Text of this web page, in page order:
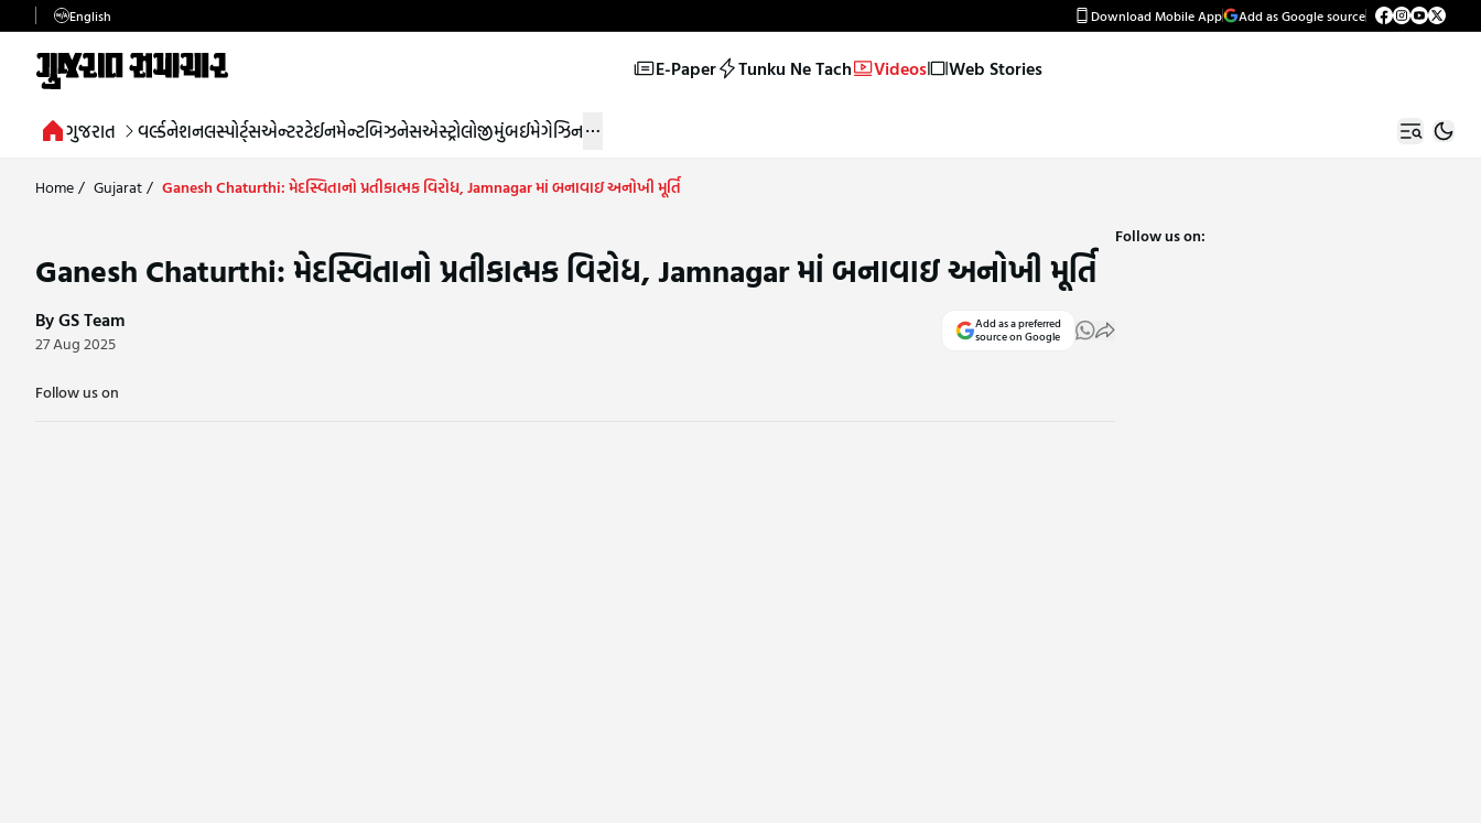
English Download Mobile App Add as Google source
E-Paper Tunku Ne Tach Videos Web Stories
ગુજરાત વર્લ્ડનેશનલસ્પોર્ટ્સએન્ટરટેઈનમેન્ટબિઝનેસએસ્ટ્રોલોજીમુંબઈમેગેઝિન
Home/ Gujarat/ Ganesh Chaturthi: મેદસ્વિતાનો પ્રતીકાત્મક વિરોધ, Jamnagar માં બનાવાઇ અનોખી મૂર્તિ
Ganesh Chaturthi: મેદસ્વિતાનો પ્રતીકાત્મક વિરોધ, Jamnagar માં બનાવાઇ અનોખી મૂર્તિ
By GS Team
27 Aug 2025
Add as a preferred
source on Google
Follow us on
Follow us on: